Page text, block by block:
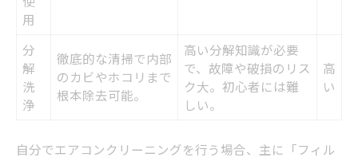
用
分
解
洗
浄
徹底的な清掃で内部
のカビやホコリまで
根本除去可能。
高い分解知識が必要
で、故障や破損のリス
ク大。初心者には難
しい。
高
い
自分でエアコンクリーニングを行う場合、主に「フィル